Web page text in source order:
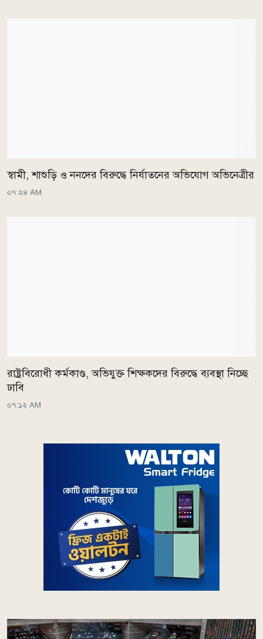
স্বামী, শাশুড়ি ও ননদের বিরুদ্ধে নির্যাতনের অভিযোগ অভিনেত্রীর
০৭:২৪ AM
রাষ্ট্রবিরোধী কর্মকাণ্ড, অভিযুক্ত শিক্ষকদের বিরুদ্ধে ব্যবস্থা নিচ্ছে
ঢাবি
০৭:১২ AM